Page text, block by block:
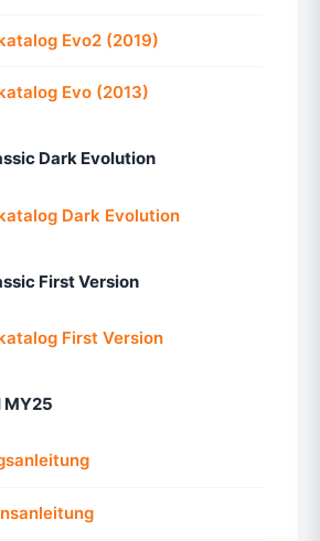
Evo2 (2019)
Evo (2013)
Dark Evolution
Dark Evolution
First Version
First Version
MY25